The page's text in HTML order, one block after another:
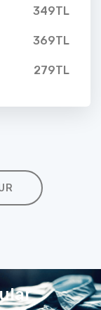
349TL
369TL
279TL